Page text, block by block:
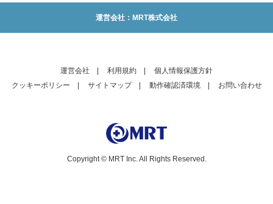
運営会社：MRT株式会社
運営会社 利用規約
個人情報保護方針
クッキーポリシー
サイトマップ| 動作確認済環境| お問い合わせ
Copyright © MRT Inc. All Rights Reserved.